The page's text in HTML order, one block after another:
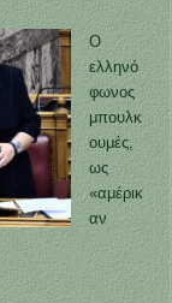
Ο
ελληνό
φωνος
μπουλκ
ουμές,
ως
«αμέρικ
αν